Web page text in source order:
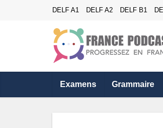
DELF A1 DELF A2 DELF B1
Examens Grammaire